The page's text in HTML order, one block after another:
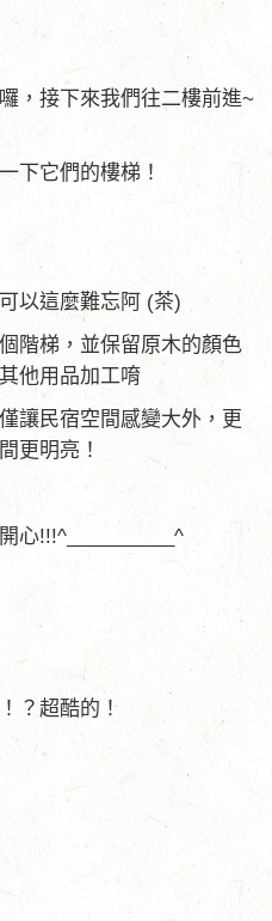
，接下來我們往二樓前進~
下它們的樓梯！
以這麼難忘阿 (茶)
階梯，並保留原木的顏色
他用品加工唷
讓民宿空間感變大外，更
更明亮！
心!!!^__________^
？超酷的！